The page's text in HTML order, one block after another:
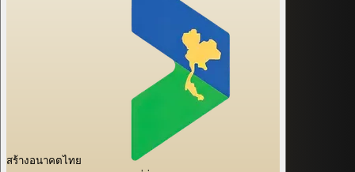
สร้างอนาคตไทย